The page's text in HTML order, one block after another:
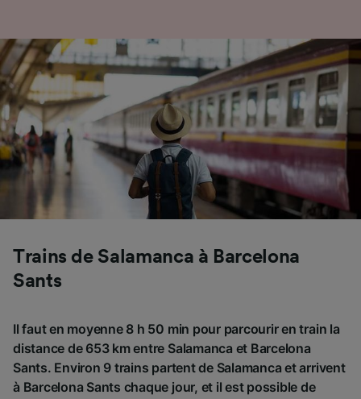
Trains de Salamanca à Barcelona
Sants
Il faut en moyenne 8 h 50 min pour parcourir en train la
distance de 653 km entre Salamanca et Barcelona
Sants. Environ 9 trains partent de Salamanca et arrivent
à Barcelona Sants chaque jour, et il est possible de